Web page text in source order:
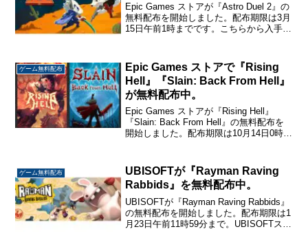
Epic Games ストアが『Astro Duel 2』の
無料配布を開始しました。配布期限は3月
15日午前1時までです。こちらから入手
シ...
ゲーム無料配布
Epic Games ストアで『Rising
Hell』『Slain: Back From Hell』
が無料配布中。
Epic Games ストアが『Rising Hell』
『Slain: Back From Hell』の無料配布を
開始しました。配布期限は10月14日0時ま
ゲーム無料配布
UBISOFTが『Rayman Raving
Rabbids』を無料配布中。
UBISOFTが『Rayman Raving Rabbids』
の無料配布を開始しました。配布期限は1
月23日午前11時59分まで。UBISOFTスト